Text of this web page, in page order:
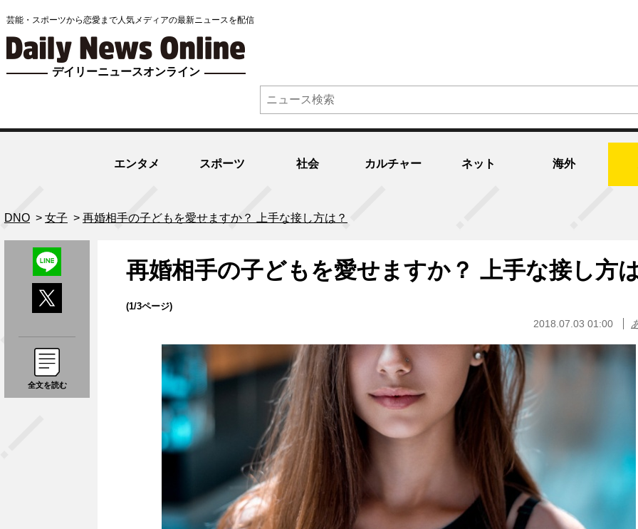
芸能・スポーツから恋愛まで人気メディアの最新ニュースを配信
デイリーニュースオンライン
エンタメ スポーツ 社会 カルチャー ネット 海外
DNO > 女子 > 再婚相手の子どもを愛せますか？ 上手な接し方は？
再婚相手の子どもを愛せますか？ 上手な接し方
(1/3ページ)
2018.07.03 01:00
全文を読む